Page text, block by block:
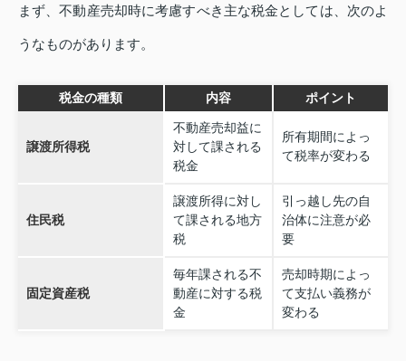
まず、不動産売却時に考慮すべき主な税金としては、次のよ
うなものがあります。
税金の種類 内容 ポイント
譲渡所得税
不動産売却益に
対して課される
税金
所有期間によっ
て税率が変わる
住民税
譲渡所得に対し
て課される地方
税
引っ越し先の自
治体に注意が必
要
固定資産税
毎年課される不
動産に対する税
金
売却時期によっ
て支払い義務が
変わる